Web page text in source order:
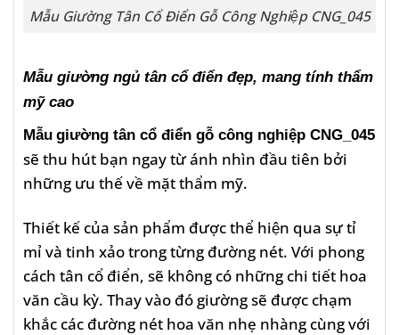
Mẫu Giường Tân Cổ Điển Gỗ Công Nghiệp CNG_045
Mẫu giường ngủ tân cổ điển đẹp, mang tính thẩm
mỹ cao
Mẫu giường tân cổ điển gỗ công nghiệp CNG_045
sẽ thu hút bạn ngay từ ánh nhìn đầu tiên bởi
những ưu thế về mặt thẩm mỹ.
Thiết kế của sản phẩm được thể hiện qua sự tỉ
mỉ và tinh xảo trong từng đường nét. Với phong
cách tân cổ điển, sẽ không có những chi tiết hoa
văn cầu kỳ. Thay vào đó giường sẽ được chạm
khắc các đường nét hoa văn nhẹ nhàng cùng với